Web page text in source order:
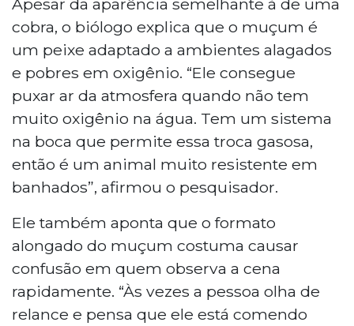
cobra, o biólogo explica que o muçum é
um peixe adaptado a ambientes alagados
e pobres em oxigênio. “Ele consegue
puxar ar da atmosfera quando não tem
muito oxigênio na água. Tem um sistema
na boca que permite essa troca gasosa,
então é um animal muito resistente em
banhados”, afirmou o pesquisador.
Ele também aponta que o formato
alongado do muçum costuma causar
confusão em quem observa a cena
rapidamente. “Às vezes a pessoa olha de
relance e pensa que ele está comendo